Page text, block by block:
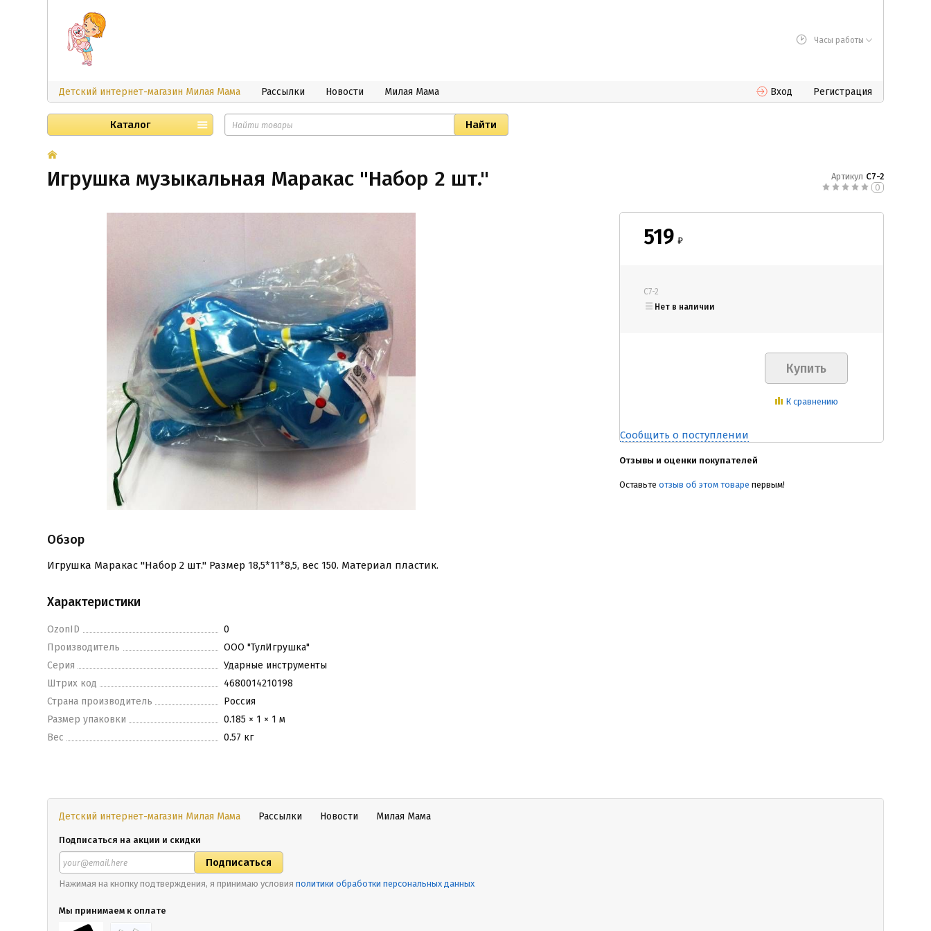
Часы работы
Детский интернет-магазин Милая Мама Рассылки Новости Милая Мама Вход Регистрация
Каталог
Игрушка музыкальная Маракас "Набор 2 шт." Артикул С7-2
0
Обзор
Игрушка Маракас "Набор 2 шт." Размер 18,5*11*8,5, вес 150. Материал пластик.
Характеристики
OzonID
0
Производитель
ООО "ТулИгрушка"
Серия
Ударные инструменты
Штрих код
4680014210198
Страна производитель
Россия
Размер упаковки
0.185 × 1 × 1 м
Вес
0.57 кг
519 ₽
С7-2
Нет в наличии
К сравнению
Сообщить о поступлении
Отзывы и оценки покупателей
Оставьте отзыв об этом товаре первым!
Детский интернет-магазин Милая Мама Рассылки Новости Милая Мама
Подписаться на акции и скидки
Нажимая на кнопку подтверждения, я принимаю условия политики обработки персональных данных
Мы принимаем к оплате